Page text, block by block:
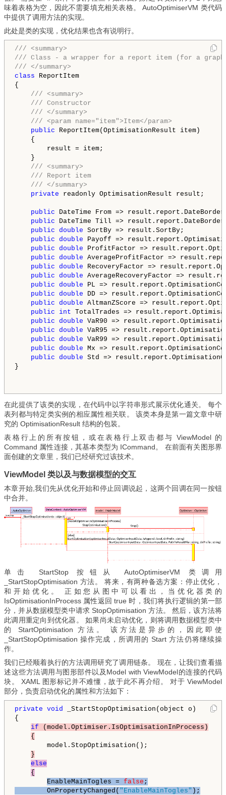
味着表格为空，因此不需要填充相关表格。 AutoOptimiserVM 类代码
中提供了调用方法的实现。
此处是类的实现，优化结果也含有说明行。
/// <summary>
/// Class - a wrapper for a report item (for a
/// </summary>
class ReportItem
{
/// <summary>
/// Constructor
/// </summary>
/// <param name="item">Item</param>
public ReportItem(OptimisationResult item)
{
result = item;
}
/// <summary>
/// Report item
/// </summary>
private readonly OptimisationResult result;
public DateTime From =>
public DateTime Till =>
public double SortBy => result.SortBy;
public double Payoff =>
public double ProfitFactor =>
public double AverageProfitFactor =>
public double RecoveryFactor =>
public double AverageRecoveryFactor =>
public double PL =>
public double DD =>
public double AltmanZScore =>
public
int TotalTrades =>
public double VaR90 =>
public double VaR95 =>
public double VaR99 =>
public double Mx =>
public double Std =>
}
在此提供了该类的实现，在代码中以字符串形式展示优化通关。 每个
表列都与特定类实例的相应属性相关联。 该类本身是第一篇文章中研
究的 OptimisationResult 结构的包装。
表格行上的所有按钮，或在表格行上双击都与 ViewModel 的
Command 属性连接，其基本类型为 ICommand。 在前面有关图形界
面创建的文章里，我们已经研究过该技术。
ViewModel 类以及与数据模型的交互
本章开始,我们先从优化开始和停止回调说起，这两个回调在同一按钮
中合并。
单击 StartStop 按钮从 AutoOptimiserVM 类调用
_StartStopOptimisation 方法。 将来，有两种备选方案：停止优化，
和开始优化。 正如您从图中可以看出，当优化器类的
IsOptimisationInProcess 属性返回 true 时，我们将执行逻辑的第一部
分，并从数据模型类中请求 StopOptimisation 方法。 然后，该方法将
此调用重定向到优化器。 如果尚未启动优化，则将调用数据模型类中
的 StartOptimisation 方法。 该方法是异步的，因此即使
_StartStopOptimisation 操作完成，所调用的 Start 方法仍将继续操
作。
我们已经顺着执行的方法调用研究了调用链条。 现在，让我们查看描
述这些方法调用与图形部件以及Model with ViewModel的连接的代码
块。 XAML 图形标记并不难懂，故于此不再介绍。 对于 ViewModel
部分，负责启动优化的属性和方法如下：
private void
_StartStopOptimisation(object o)
{
if (model.Optimiser.IsOptimisationInProcess)
{
model.StopOptimisation();
}
else
{
EnableMainTogles = false ;
OnPropertyChanged( "EnableMainTogles" );